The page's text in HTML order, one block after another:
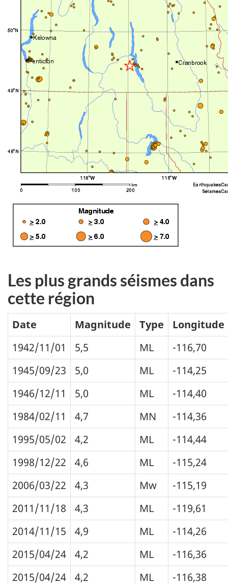
Les plus grands séismes dans
cette région
Date Magnitude Type
Longitude
1942/11/01
5,5 ML
-116,70
1945/09/23
5,0 ML
-114,25
1946/12/11
5,0 ML
-114,40
1984/02/11
4,7 MN
-114,36
1995/05/02
4,2 ML
-114,44
1998/12/22
4,6 ML
-115,24
2006/03/22
4,3 Mw
-115,19
2011/11/18
4,3 ML
-119,61
2014/11/15
4,9 ML
-114,26
2015/04/24
4,2 ML
-116,36
2015/04/24
4,2 ML -116,38